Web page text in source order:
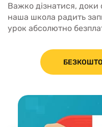
Важко дізнатися,
наша школа радить
урок абсолютно